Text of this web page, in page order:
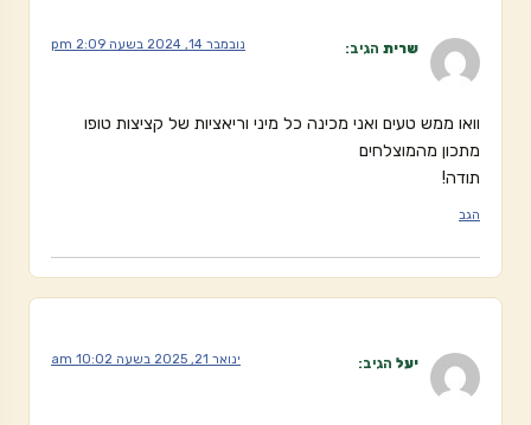
שרית הגיב: נובמבר 14, 2024 בשעה 2:09 pm
וואו ממש טעים ואני מכינה כל מיני וריאציות של קציצות טופו
מתכון מהמוצלחים
תודה!
הגב
יעל הגיב: ינואר 21, 2025 בשעה 10:02 am